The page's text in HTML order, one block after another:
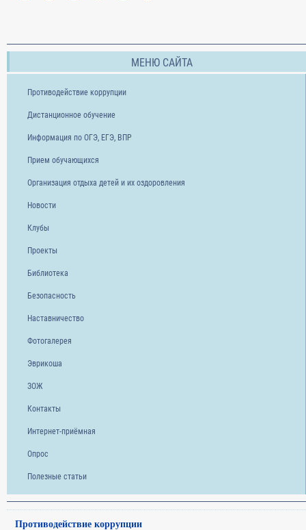
МЕНЮ САЙТА
Противодействие коррупции
Дистанционное обучение
Информация по ОГЭ, ЕГЭ, ВПР
Прием обучающихся
Организация отдыха детей и их оздоровления
Новости
Клубы
Проекты
Библиотека
Безопасность
Наставничество
Фотогалерея
Эврикоша
ЗОЖ
Контакты
Интернет-приёмная
Опрос
Полезные статьи
Противодействие коррупции